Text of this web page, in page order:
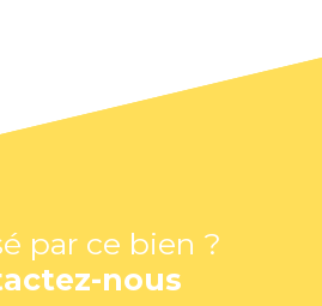
par ce bien ?
nous